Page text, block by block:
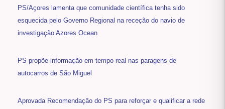
PS/Açores lamenta que comunidade científica tenha sido
esquecida pelo Governo Regional na receção do navio de
investigação Azores Ocean
PS propõe informação em tempo real nas paragens de
autocarros de São Miguel
Aprovada Recomendação do PS para reforçar e qualificar a rede